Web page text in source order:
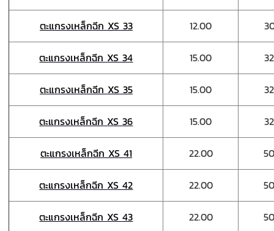
ตะแกรงเหล็กฉีก XS 33 12.00
ตะแกรงเหล็กฉีก XS 34 15.00
ตะแกรงเหล็กฉีก XS 35 15.00
ตะแกรงเหล็กฉีก XS 36 15.00
ตะแกรงเหล็กฉีก XS 41 22.00
ตะแกรงเหล็กฉีก XS 42 22.00
ตะแกรงเหล็กฉีก XS 43 22.00